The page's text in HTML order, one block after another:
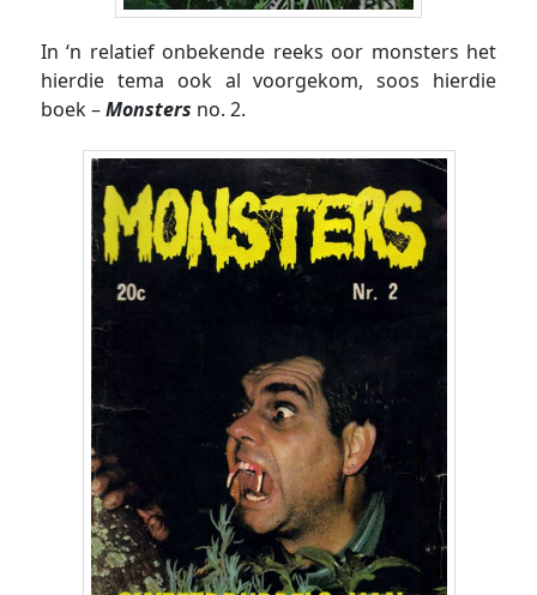
In ‘n relatief onbekende reeks oor monsters het
hierdie tema ook al voorgekom, soos hierdie
boek –Monsters no. 2.